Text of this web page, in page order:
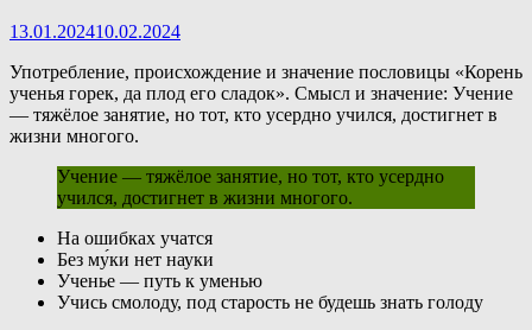
13.01.202410.02.2024
Употребление, происхождение и значение пословицы «Корень
ученья горек, да плод его сладок». Смысл и значение: Учение
— тяжёлое занятие, но тот, кто усердно учился, достигнет в
жизни многого.
Учение — тяжёлое занятие, но тот, кто усердно
учился, достигнет в жизни многого.
На ошибках учатся
Без му́ки нет науки
Ученье — путь к уменью
Учись смолоду, под старость не будешь знать голоду